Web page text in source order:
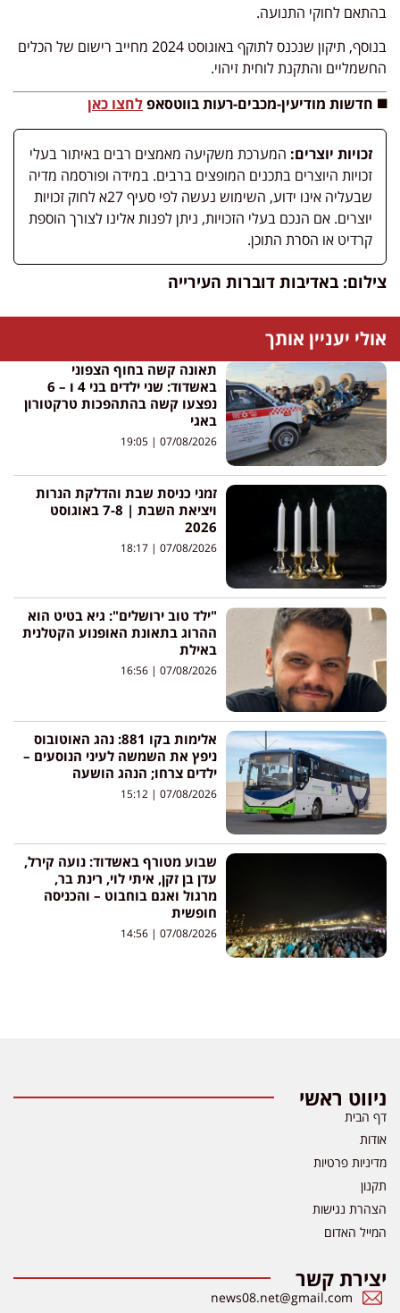
בהתאם לחוקי התנועה.
בנוסף, תיקון שנכנס לתוקף באוגוסט 2024 מחייב רישום של הכלים
החשמליים והתקנת לוחית זיהוי.
◼️ חדשות מודיעין-מכבים-רעות בווטסאפלחצו כאן
זכויות יוצרים: המערכת משקיעה מאמצים רבים באיתור בעלי
זכויות היוצרים בתכנים המופצים ברבים. במידה ופורסמה מדיה
שבעליה אינו ידוע, השימוש נעשה לפי סעיף 27א לחוק זכויות
יוצרים. אם הנכם בעלי הזכויות, ניתן לפנות אלינו לצורך הוספת
קרדיט או הסרת התוכן.
צילום: באדיבות דוברות העירייה
אולי יעניין אותך
תאונה קשה בחוף הצפוני
באשדוד: שני ילדים בני 4 ו – 6
נפצעו קשה בהתהפכות טרקטורון
באגי
07/08/2026
זמני כניסת שבת והדלקת הנרות
ויציאת השבת | 7-8 באוגוסט
2026
07/08/2026
"ילד טוב ירושלים": גיא בטיט הוא
ההרוג בתאונת האופנוע הקטלנית
באילת
07/08/2026
אלימות בקו 881: נהג האוטובוס
ניפץ את השמשה לעיני הנוסעים –
ילדים צרחו; הנהג הושעה
07/08/2026
שבוע מטורף באשדוד: נועה קירל,
עדן בן זקן, איתי לוי, רינת בר,
מרגול ואגם בוחבוט – והכניסה
חופשית
07/08/2026
ניווט ראשי
דף הבית
אודות
מדיניות פרטיות
תקנון
הצהרת נגישות
המייל האדום
יצירת קשר
news08.net@gmail.com